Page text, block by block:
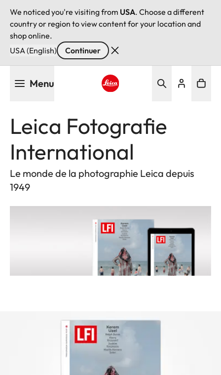
We noticed you're visiting from USA. Choose a different
country or region to view content for your location and
shop online.
USA (English)
Continuer
Menu
Leica Fotografie
International
Le monde de la photographie Leica depuis
1949